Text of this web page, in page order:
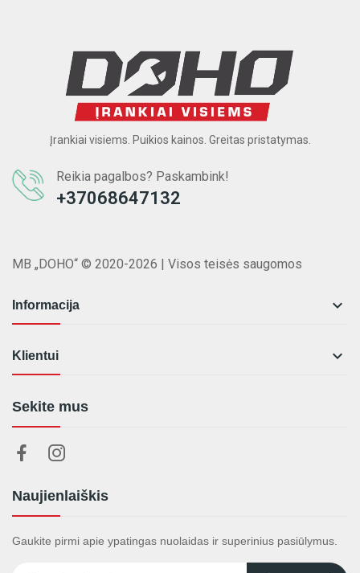
Įrankiai visiems. Puikios kainos. Greitas pristatymas.
Reikia pagalbos? Paskambink!
+37068647132
MB „DOHO“ © 2020-2026 | Visos teisės saugomos
Informacija 
Klientui 
Sekite mus
Naujienlaiškis
Gaukite pirmi apie ypatingas nuolaidas ir superinius pasiūlymus.